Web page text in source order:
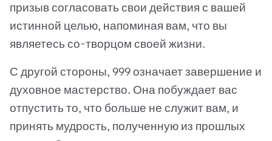
призыв согласовать свои действия с вашей
истинной целью, напоминая вам, что вы
являетесь со-творцом своей жизни.
С другой стороны, 999 означает завершение и
духовное мастерство. Она побуждает вас
отпустить то, что больше не служит вам, и
принять мудрость, полученную из прошлых